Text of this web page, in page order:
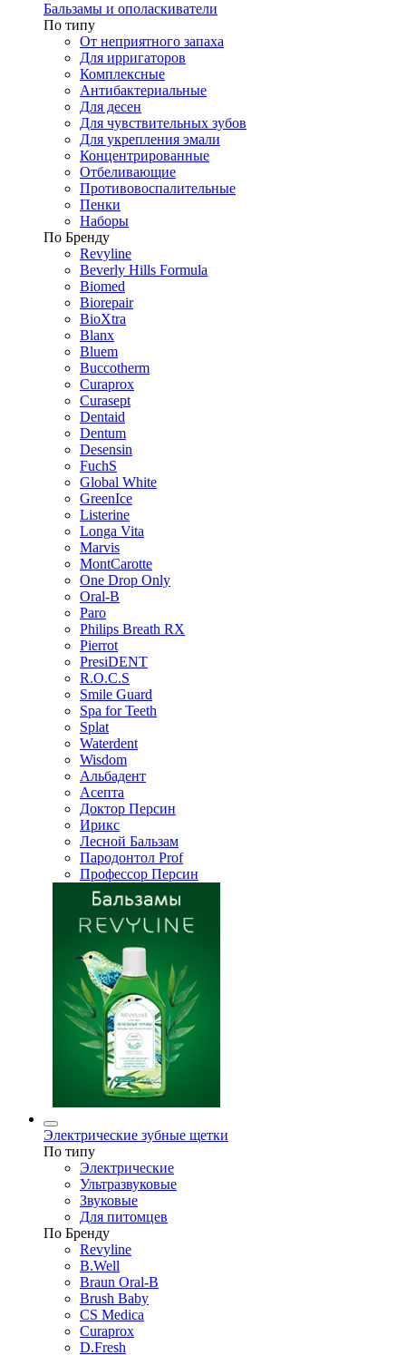
Бальзамы и ополаскиватели
По типу
От неприятного запаха
Для ирригаторов
Комплексные
Антибактериальные
Для десен
Для чувствительных зубов
Для укрепления эмали
Концентрированные
Отбеливающие
Противовоспалительные
Пенки
Наборы
По Бренду
Revyline
Beverly Hills Formula
Biomed
Biorepair
BioXtra
Blanx
Bluem
Buccotherm
Curaprox
Curasept
Dentaid
Dentum
Desensin
FuchS
Global White
GreenIce
Listerine
Longa Vita
Marvis
MontCarotte
One Drop Only
Oral-B
Paro
Philips Breath RX
Pierrot
PresiDENT
R.O.C.S
Smile Guard
Spa for Teeth
Splat
Waterdent
Wisdom
Альбадент
Асепта
Доктор Персин
Ирикс
Лесной Бальзам
Пародонтол Prof
Профессор Персин
Электрические зубные щетки
По типу
Электрические
Ультразвуковые
Звуковые
Для питомцев
По Бренду
Revyline
B.Well
Braun Oral-B
Brush Baby
CS Medica
Curaprox
D.Fresh